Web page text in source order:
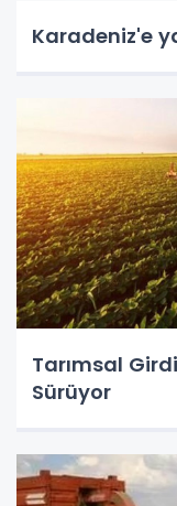
Karadeniz'e
Tarımsal
Sürüyor